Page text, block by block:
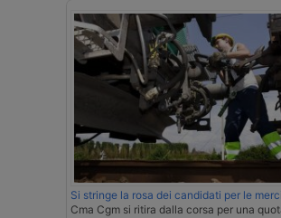
Si stringe la rosa dei candidati per le
Cma Cgm si ritira dalla corsa per una